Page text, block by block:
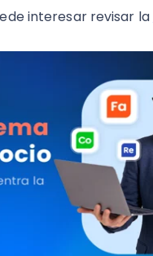
interesar revisar la